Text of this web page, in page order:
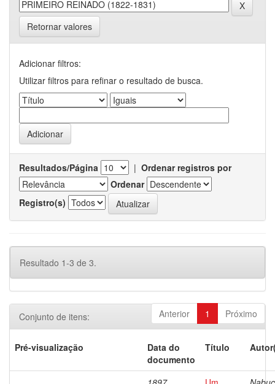
Retornar valores
Adicionar filtros:
Utilizar filtros para refinar o resultado de busca.
Resultados/Página | Ordenar registros por
Ordenar
Registro(s)
Resultado 1-3 de 3.
Anterior 1 Próximo
Conjunto de itens:
Pré-visualização
Data do
documento
Título